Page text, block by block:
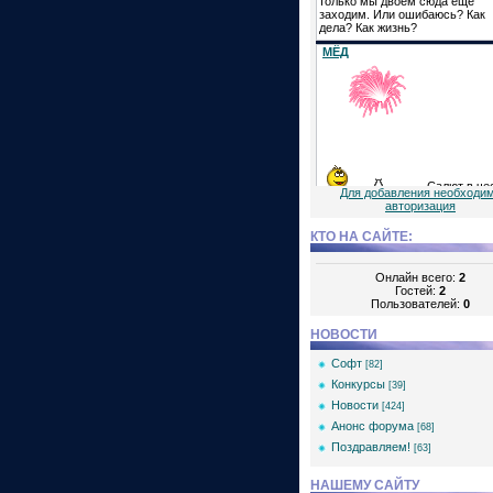
Для добавления
авторизация
КТО НА САЙТЕ:
Онлайн всего: 2
Гостей: 2
Пользователей: 0
НОВОСТИ
Софт [82]
Конкурсы [39]
Новости [424]
Анонс форума [68]
Поздравляем! [63]
НАШЕМУ САЙТУ